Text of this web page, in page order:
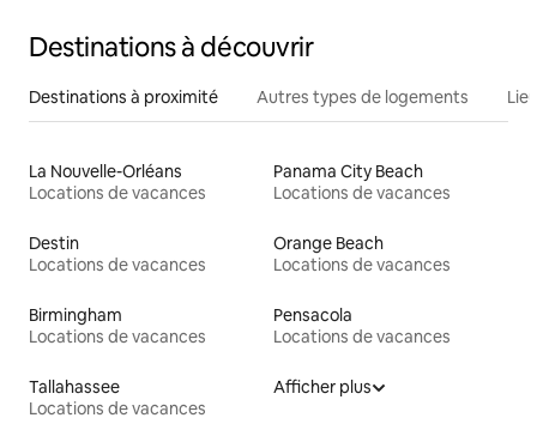
Destinations à découvrir
Destinations à proximité Autres types de logements
La Nouvelle-Orléans
Locations de vacances
Panama City Beach
Locations de vacances
Destin
Locations de vacances
Orange Beach
Locations de vacances
Birmingham
Locations de vacances
Pensacola
Locations de vacances
Tallahassee
Locations de vacances
Afficher plus